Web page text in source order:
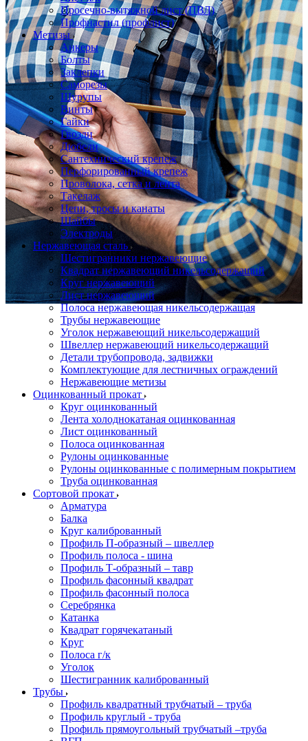
Просечно-вытяжной лист (ПВЛ)
Профнастил (профлист)
Метизы
Анкеры
Болты
Заклепки
Саморезы
Шурупы
Винты
Гайки
Гвозди
Дюбели
Сантехнический крепеж
Перфорированный крепеж
Проволока, сетка и лента
Такелаж
Цепи, тросы и канаты
Шайбы
Электроды
Нержавеющая сталь
Шестигранники нержавеющие
Квадрат нержавеющий никельсодержащий
Круг нержавеющий
Лист нержавеющий
Полоса нержавеющая никельсодержащая
Трубы нержавеющие
Уголок нержавеющий никельсодержащий
Швеллер нержавеющий никельсодержащий
Детали трубопровода, задвижки
Комплектующие для лестничных ограждений
Нержавеющие метизы
Оцинкованный прокат
Круг оцинкованный
Лента холоднокатаная оцинкованная
Лист оцинкованный
Полоса оцинкованная
Рулоны оцинкованные
Рулоны оцинкованные с полимерным покрытием
Труба оцинкованная
Сортовой прокат
Арматура
Балка
Круг калиброванный
Профиль П-образный – швеллер
Профиль полоса - шина
Профиль Т-образный – тавр
Профиль фасонный квадрат
Профиль фасонный полоса
Серебрянка
Катанка
Квадрат горячекатаный
Круг
Полоса г/к
Уголок
Шестигранник калиброванный
Трубы
Профиль квадратный трубчатый – труба
Профиль круглый - труба
Профиль прямоугольный трубчатый –труба